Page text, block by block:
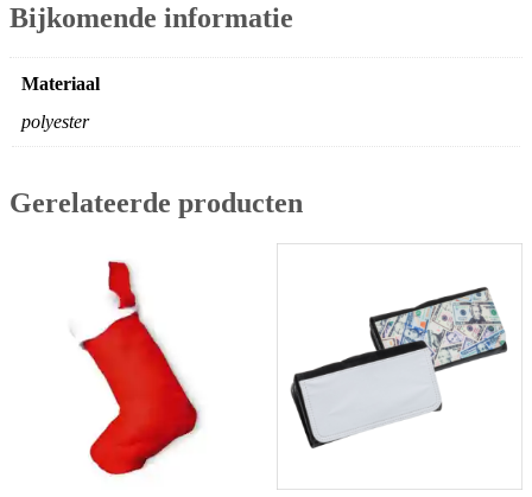
Bijkomende informatie
Materiaal
polyester
Gerelateerde producten